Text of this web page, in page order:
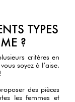
TYPES
?
critères en
soyez à l’aise.
des pièces
les femmes et